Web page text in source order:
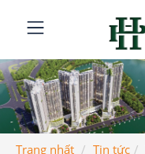
Trang nhất Tin tức